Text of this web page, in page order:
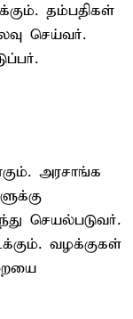
தம்பதிகள்
செய்வர்.
அரசாங்க
செயல்படுவர்.
வழக்குகள்